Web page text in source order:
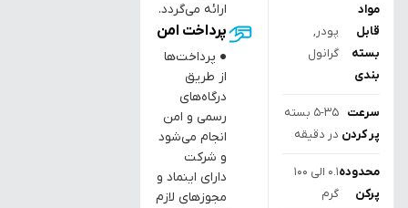
مواد
قابل
بسته
بندی
پودر,
گرانول
سرعت
پر کردن
5-35 بسته
در دقیقه
محدوده
پرکن
۰.۱ الی ۱۰۰
گرم
ارائه می‌گردد.
پرداخت امن
● پرداخت‌ها
از طریق
درگاه‌های
رسمی و امن
انجام می‌شود
و شرکت
دارای اینماد و
مجوزهای لازم